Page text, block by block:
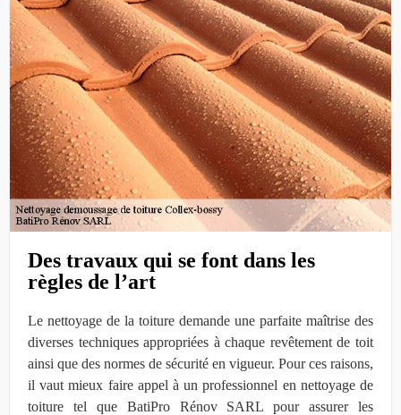
Des travaux qui se font dans les
règles de l’art
Le nettoyage de la toiture demande une parfaite maîtrise des
diverses techniques appropriées à chaque revêtement de toit
ainsi que des normes de sécurité en vigueur. Pour ces raisons,
il vaut mieux faire appel à un professionnel en nettoyage de
toiture tel que BatiPro Rénov SARL pour assurer les